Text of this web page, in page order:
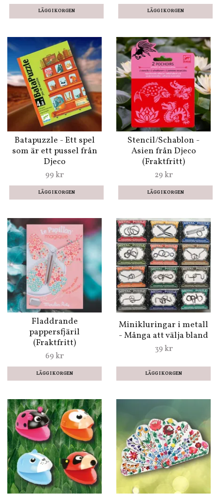
Batapuzzle - Ett spel
som är ett pussel från
Djeco
99 kr
Stencil/Schablon -
Asien från Djeco
(Fraktfritt)
29 kr
Fladdrande
pappersfjäril
(Fraktfritt)
69 kr
LÄGG I KORGEN
Minikluringar i metall
- Många att välja bland
39 kr
LÄGG I KORGEN